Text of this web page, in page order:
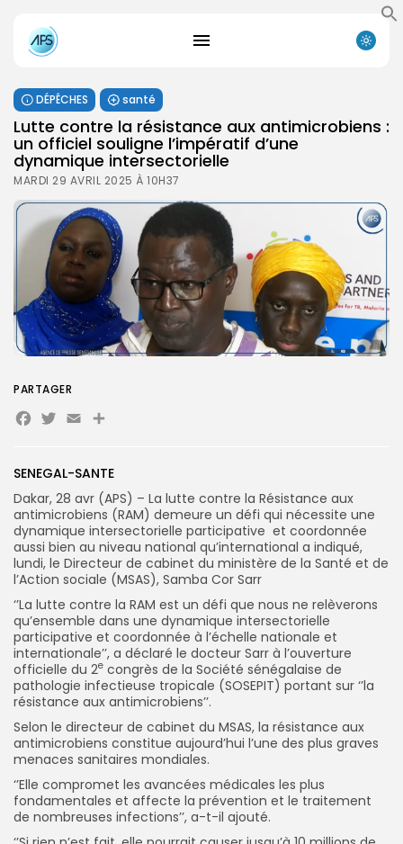
Search
for:
Button
FR
DÉPÊCHES santé
Lutte contre la résistance aux antimicrobiens :
un officiel souligne l’impératif d’une
dynamique intersectorielle
MARDI 29 AVRIL 2025 À 10H37
SENEGAL-SANTE
Dakar, 28 avr (APS) – La lutte contre la Résistance aux
antimicrobiens (RAM) demeure un défi qui nécessite une
dynamique intersectorielle participative et coordonnée
aussi bien au niveau national qu’international a indiqué,
lundi, le Directeur de cabinet du ministère de la Santé et de
l’Action sociale (MSAS), Samba Cor Sarr
‘’La lutte contre la RAM est un défi que nous ne relèverons
qu’ensemble dans une dynamique intersectorielle
participative et coordonnée à l’échelle nationale et
internationale’’, a déclaré le docteur Sarr à l’ouverture
officielle du 2e congrès de la Société sénégalaise de
pathologie infectieuse tropicale (SOSEPIT) portant sur ‘’la
résistance aux antimicrobiens’’.
Selon le directeur de cabinet du MSAS, la résistance aux
antimicrobiens constitue aujourd’hui l’une des plus graves
menaces sanitaires mondiales.
‘’Elle compromet les avancées médicales les plus
fondamentales et affecte la prévention et le traitement
de nombreuses infections’’, a-t-il ajouté.
PARTAGER
Facebook
Twitter
EmailPartager